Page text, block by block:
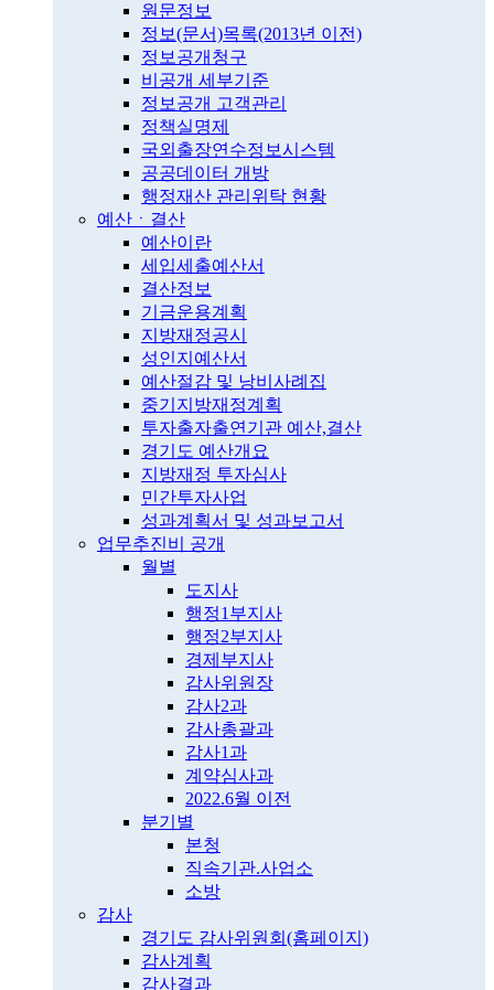
원문정보
정보(문서)목록(2013년 이전)
정보공개청구
비공개 세부기준
정보공개 고객관리
정책실명제
국외출장연수정보시스템
공공데이터 개방
행정재산 관리위탁 현황
예산ㆍ결산
예산이란
세입세출예산서
결산정보
기금운용계획
지방재정공시
성인지예산서
예산절감 및 낭비사례집
중기지방재정계획
투자출자출연기관 예산,결산
경기도 예산개요
지방재정 투자심사
민간투자사업
성과계획서 및 성과보고서
업무추진비 공개
월별
도지사
행정1부지사
행정2부지사
경제부지사
감사위원장
감사2과
감사총괄과
감사1과
계약심사과
2022.6월 이전
분기별
본청
직속기관.사업소
소방
감사
경기도 감사위원회(홈페이지)
감사계획
감사결과